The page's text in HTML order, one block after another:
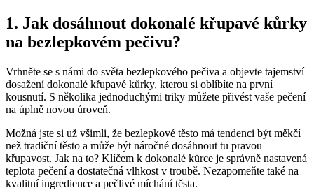
1. Jak dosáhnout dokonalé křupavé kůrky
na bezlepkovém pečivu?
Vrhněte se s námi​ do světa ‌bezlepkového pečiva a objevte tajemství
dosažení dokonalé křupavé kůrky, kterou si oblíbíte na první
kousnutí. ​S několika jednoduchými triky můžete přivést vaše pečení
⁢na úplně novou úroveň.
Možná jste⁤ si už všimli, že bezlepkové těsto má tendenci být ⁣měkčí
než tradiční⁢ těsto a může být náročné ⁣dosáhnout tu pravou
křupavost. Jak na to? Klíčem k dokonalé kůrce je ‌správně nastavená
teplota pečení a dostatečná vlhkost‌ v troubě. Nezapomeňte také na
⁣kvalitní⁢ ingredience a ‌pečlivé míchání těsta.